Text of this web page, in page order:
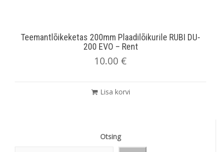
Teemantlõikeketas 200mm Plaadilõikurile RUBI DU-
200 EVO – Rent
10.00 €
Lisa korvi
Otsing